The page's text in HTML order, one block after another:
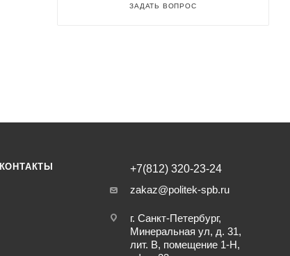
ЗАДАТЬ ВОПРОС
КОНТАКТЫ
+7(812) 320-23-24
zakaz@politek-spb.ru
г. Санкт-Петербург,
Минеральная ул, д. 31,
лит. В, помещение 1-Н,